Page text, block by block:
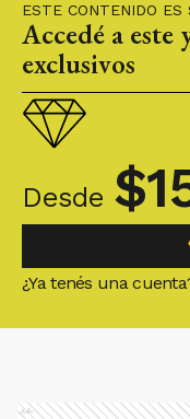
ESTE CONTENIDO ES
Accedé a este
exclusivos
Desde $
¿Ya tenés una
Ads